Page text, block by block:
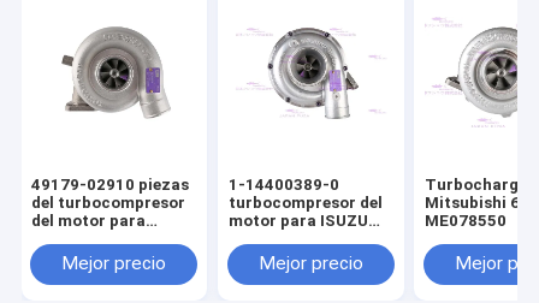
49179-02910 piezas
del turbocompresor
del motor para
E320DMejor precio
1-14400389-0
turbocompresor del
motor para ISUZU
Mejor precio
Turbocharger
Mitsubishi
ME078550
Mejor